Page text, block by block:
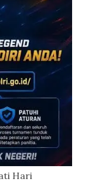
Hari